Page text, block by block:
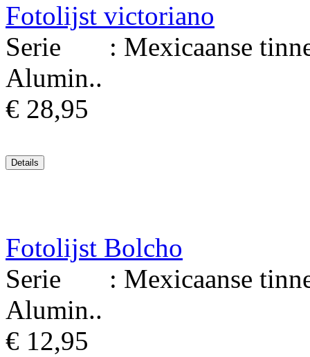
Fotolijst victoriano
Serie : Mexicaanse
Alumin..
€ 28,95
Fotolijst Bolcho
Serie : Mexicaanse
Alumin..
€ 12,95